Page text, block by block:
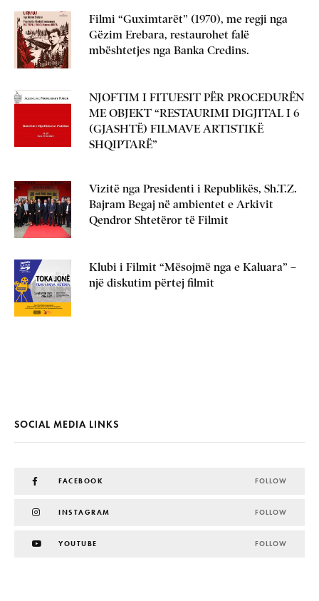
Filmi “Guximtarët” (1970), me regji nga
Gëzim Erebara, restaurohet falë
mbështetjes nga Banka Credins.
NJOFTIM I FITUESIT PËR PROCEDURËN
ME OBJEKT “RESTAURIMI DIGJITAL I 6
(GJASHTË) FILMAVE ARTISTIKË
SHQIPTARË”
Vizitë nga Presidenti i Republikës, Sh.T.Z.
Bajram Begaj në ambientet e Arkivit
Qendror Shtetëror të Filmit
Klubi i Filmit “Mësojmë nga e Kaluara” –
një diskutim përtej filmit
SOCIAL MEDIA LINKS
FACEBOOK FOLLOW
INSTAGRAM FOLLOW
YOUTUBE FOLLOW